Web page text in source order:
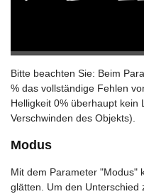
Bitte beachten Sie: Beim
% das vollständige Fehlen
Helligkeit 0% überhaupt
Verschwinden des Objekts).
Modus
Mit dem Parameter "Modus"
glätten. Um den Unterschied